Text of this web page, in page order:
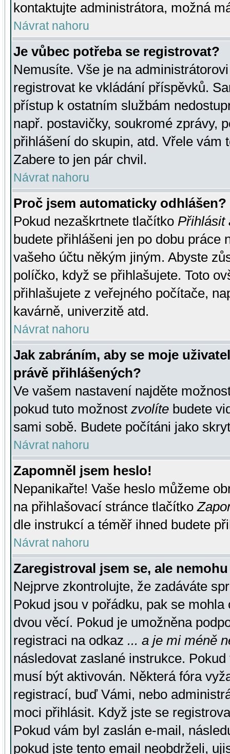
kontaktujte administrátora, možná
Návrat nahoru
Je vůbec potřeba se registrovat?
Nemusíte. Vše je na
registrovat ke vkládání příspěvků.
přístup k ostatním službám
např. postavičky, soukromé zprávy,
přihlášení do skupin, atd. Vřele vám
Zabere to jen pár chvil.
Návrat nahoru
Proč jsem automaticky odhlášen?
Pokud nezaškrtnete tlačítko Přihlásit
budete přihlášeni jen po dobu práce
vašeho účtu někým jiným. Abyste
políčko, když se přihlašujete. Toto
přihlašujete z veřejného počítače,
kavárně, univerzitě atd.
Návrat nahoru
Jak zabráním, aby se moje
právě přihlášených?
Ve vašem nastavení najděte
pokud tuto možnost zvolíte budete
sami sobě. Budete počítáni jako
Návrat nahoru
Zapomněl jsem heslo!
Nepanikařte! Vaše heslo můžeme
na přihlašovací stránce tlačítko
dle instrukcí a téměř ihned budete
Návrat nahoru
Zaregistroval jsem se, ale
Nejprve zkontrolujte, že zadáváte
Pokud jsou v pořádku, pak se
dvou věcí. Pokud je umožněna
registraci na odkaz ... a je mi méně
následovat zaslané instrukce.
musí být aktivován. Některá fóra
registrací, buď Vámi, nebo
moci přihlásit. Když jste se
Pokud vám byl zaslán e-mail,
pokud jste tento email neobdrželi,